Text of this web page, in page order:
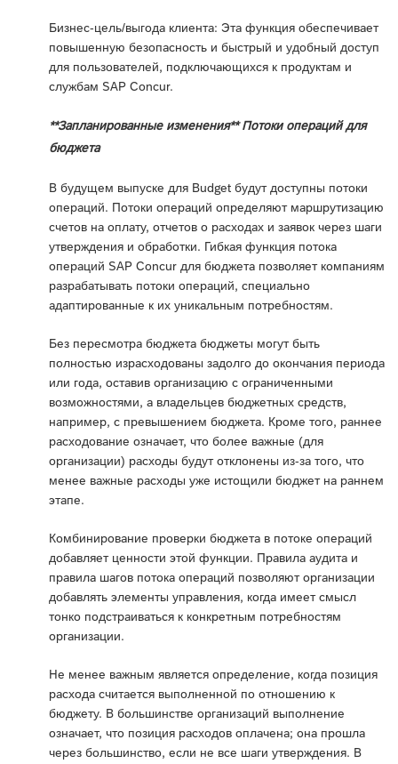
Бизнес-цель/выгода клиента: Эта функция обеспечивает
повышенную безопасность и быстрый и удобный доступ
для пользователей, подключающихся к продуктам и
службам SAP Concur.
**Запланированные изменения** Потоки операций для
бюджета
В будущем выпуске для Budget будут доступны потоки
операций. Потоки операций определяют маршрутизацию
счетов на оплату, отчетов о расходах и заявок через шаги
утверждения и обработки. Гибкая функция потока
операций SAP Concur для бюджета позволяет компаниям
разрабатывать потоки операций, специально
адаптированные к их уникальным потребностям.
Без пересмотра бюджета бюджеты могут быть
полностью израсходованы задолго до окончания периода
или года, оставив организацию с ограниченными
возможностями, а владельцев бюджетных средств,
например, с превышением бюджета. Кроме того, раннее
расходование означает, что более важные (для
организации) расходы будут отклонены из-за того, что
менее важные расходы уже истощили бюджет на раннем
этапе.
Комбинирование проверки бюджета в потоке операций
добавляет ценности этой функции. Правила аудита и
правила шагов потока операций позволяют организации
добавлять элементы управления, когда имеет смысл
тонко подстраиваться к конкретным потребностям
организации.
Не менее важным является определение, когда позиция
расхода считается выполненной по отношению к
бюджету. В большинстве организаций выполнение
означает, что позиция расходов оплачена; она прошла
через большинство, если не все шаги утверждения. В